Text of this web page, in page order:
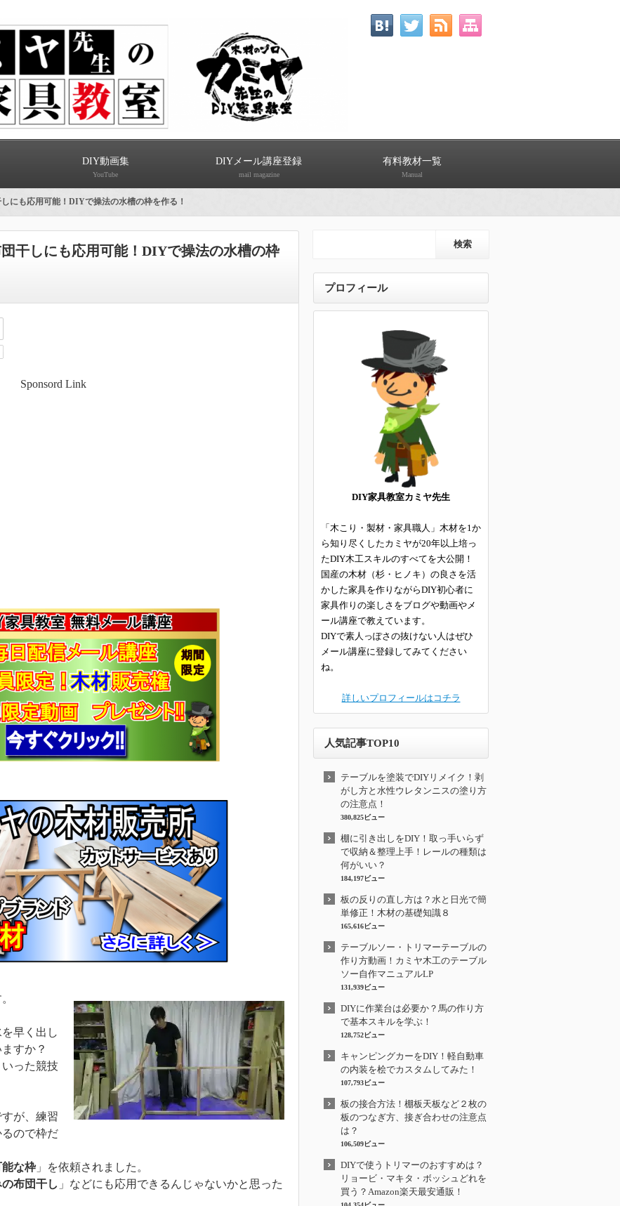
DIY動画集
YouTube
DIYメール講座登録
mail magazine
有料教材一覧
Manual
にも応用可能！DIYで操法の水槽の枠を作る！
干しにも応用可能！DIYで操法の水槽の枠
Sponsord Link
早く出し
すか？
った競技
が、練習
ので枠だ
な枠」を依頼されました。
布団干し 」などにも応用できるんじゃないかと思った
プロフィール
DIY家具教室カミヤ先生
「木こり・製材・家具職人」木材を1か
ら知り尽くしたカミヤが20年以上培っ
たDIY木工スキルのすべてを大公開！
国産の木材（杉・ヒノキ）の良さを活
かした家具を作りながらDIY初心者に
家具作りの楽しさをブログや動画やメ
ール講座で教えています。
DIYで素人っぽさの抜けない人はぜひ
メール講座に登録してみてください
ね。
詳しいプロフィールはコチラ
人気記事TOP10
テーブルを塗装でDIYリメイク！剥
がし方と水性ウレタンニスの塗り方
の注意点！
380,825ビュー
棚に引き出しをDIY！取っ手いらず
で収納＆整理上手！レールの種類は
何がいい？
184,197ビュー
板の反りの直し方は？水と日光で簡
単修正！木材の基礎知識８
165,616ビュー
テーブルソー・トリマーテーブルの
作り方動画！カミヤ木工のテーブル
ソー自作マニュアルLP
131,939ビュー
DIYに作業台は必要か？馬の作り方
で基本スキルを学ぶ！
128,752ビュー
キャンピングカーをDIY！軽自動車
の内装を桧でカスタムしてみた！
107,793ビュー
板の接合方法！棚板天板など２枚の
板のつなぎ方、接ぎ合わせの注意点
は？
106,509ビュー
DIYで使うトリマーのおすすめは？
リョービ・マキタ・ボッシュどれを
買う？Amazon楽天最安通販！